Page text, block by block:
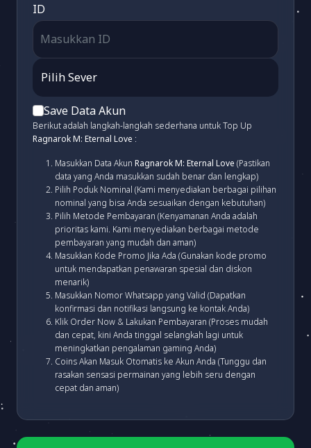
ID
Save Data Akun
Berikut adalah langkah-langkah sederhana untuk Top Up
Ragnarok M: Eternal Love :
Masukkan Data Akun Ragnarok M: Eternal Love (Pastikan
data yang Anda masukkan sudah benar dan lengkap)
Pilih Poduk Nominal (Kami menyediakan berbagai pilihan
nominal yang bisa Anda sesuaikan dengan kebutuhan)
Pilih Metode Pembayaran (Kenyamanan Anda adalah
prioritas kami. Kami menyediakan berbagai metode
pembayaran yang mudah dan aman)
Masukkan Kode Promo Jika Ada (Gunakan kode promo
untuk mendapatkan penawaran spesial dan diskon
menarik)
Masukkan Nomor Whatsapp yang Valid (Dapatkan
konfirmasi dan notifikasi langsung ke kontak Anda)
Klik Order Now & Lakukan Pembayaran (Proses mudah
dan cepat, kini Anda tinggal selangkah lagi untuk
meningkatkan pengalaman gaming Anda)
Coins Akan Masuk Otomatis ke Akun Anda (Tunggu dan
rasakan sensasi permainan yang lebih seru dengan
cepat dan aman)